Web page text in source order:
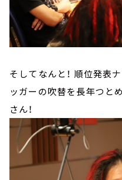
そしてなんと！ 順位発表
ッガーの吹替を長年つと
さん！